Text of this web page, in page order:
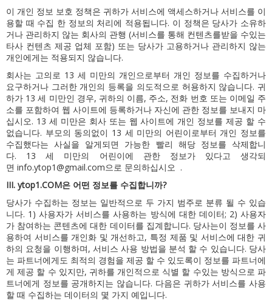
이 개인 정보 보호 정책은 귀하가 서비스에 액세스하거나 서비스를 이
용할 때 수집 한 정보의 처리에 적용됩니다. 이 정책은 당사가 소유하
거나 관리하지 않는 회사의 관행 (서비스를 통해 컨텐츠를받을 수있는
타사 컨텐츠 제공 업체 포함) 또는 당사가 고용하거나 관리하지 않는
개인에게는 적용되지 않습니다.
회사는 고의로 13 세 미만의 개인으로부터 개인 정보를 수집하거나
요구하거나 그러한 개인의 등록을 의도적으로 허용하지 않습니다. 귀
하가 13 세 미만인 경우, 귀하의 이름, 주소, 전화 번호 또는 이메일 주
소를 포함하여 웹 사이트에 등록하거나 자신에 관한 정보를 보내지 마
십시오. 13 세 미만은 회사 또는 웹 사이트에 개인 정보를 제공 할 수
없습니다. 부모의 동의없이 13 세 미만의 어린이로부터 개인 정보를
수집했다는 사실을 알게되면 가능한 빨리 해당 정보를 삭제합니
다.
13 세 미만의 어린이에 관한 정보가 있다고 생각되
면 info.ytop1@gmail.com으로 문의하십시오 .
III. ytop1.COM은 어떤 정보를 수집합니까?
당사가 수집하는 정보는 일반적으로 두 가지 범주로 분류 될 수 있습
니다. 1) 사용자가 서비스를 사용하는 방식에 대한 데이터; 2) 사용자
가 참여하는 콘텐츠에 대한 데이터를 집계합니다. 당사는이 정보를 사
용하여 서비스를 개인화 및 개선하고, 특정 제품 및 서비스에 대한 귀
하의 요청을 이행하며, 서비스 사용 방법을 분석 할 수 있습니다. 당사
는 파트너에게도 최적의 경험을 제공 할 수 있도록이 정보를 파트너에
게 제공 할 수 있지만, 귀하를 개인적으로 식별 할 수있는 방식으로 파
트너에게 정보를 공개하지는 않습니다. 다음은 귀하가 서비스를 사용
할 때 수집하는 데이터의 몇 가지 예입니다.